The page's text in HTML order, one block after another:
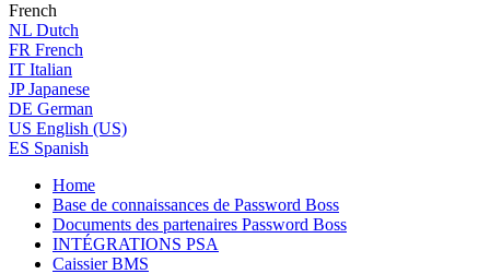
French
NL Dutch
FR French
IT Italian
JP Japanese
DE German
US English (US)
ES Spanish
Home
Base de connaissances de Password Boss
Documents des partenaires Password Boss
INTÉGRATIONS PSA
Caissier BMS